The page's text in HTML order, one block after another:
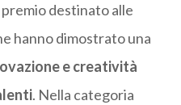
destinato alle
hanno dimostrato una
e creatività
. Nella categoria